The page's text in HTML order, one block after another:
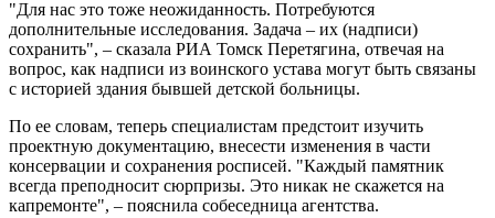
"Для нас это тоже неожиданность. Потребуются
дополнительные исследования. Задача – их (надписи)
сохранить", – сказала РИА Томск Перетягина, отвечая на
вопрос, как надписи из воинского устава могут быть связаны
с историей здания бывшей детской больницы.
По ее словам, теперь специалистам предстоит изучить
проектную документацию, внесести изменения в части
консервации и сохранения росписей. "Каждый памятник
всегда преподносит сюрпризы. Это никак не скажется на
капремонте", – пояснила собеседница агентства.